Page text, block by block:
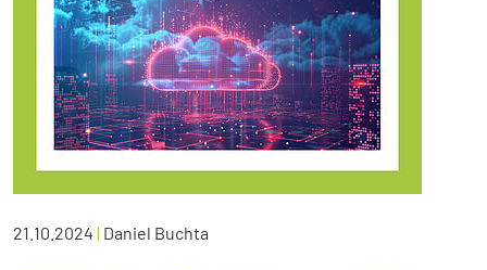
21.10.2024 | Daniel Buchta